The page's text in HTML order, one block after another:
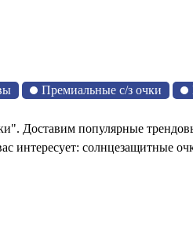
Премиальные с/з очки
Доставим популярные
интересует: солнцезащитные